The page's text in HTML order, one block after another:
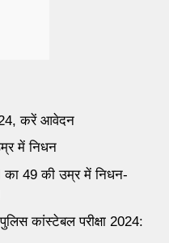
करें आवेदन
में निधन
49 की उम्र में निधन-
कांस्टेबल परीक्षा 2024: